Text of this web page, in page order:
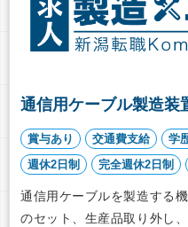
通信用ケーブル製造装
賞与あり 交通費支給 学
週休2日制
完全週休2日制
通信用ケーブルを製造する
のセット、生産品取り外し